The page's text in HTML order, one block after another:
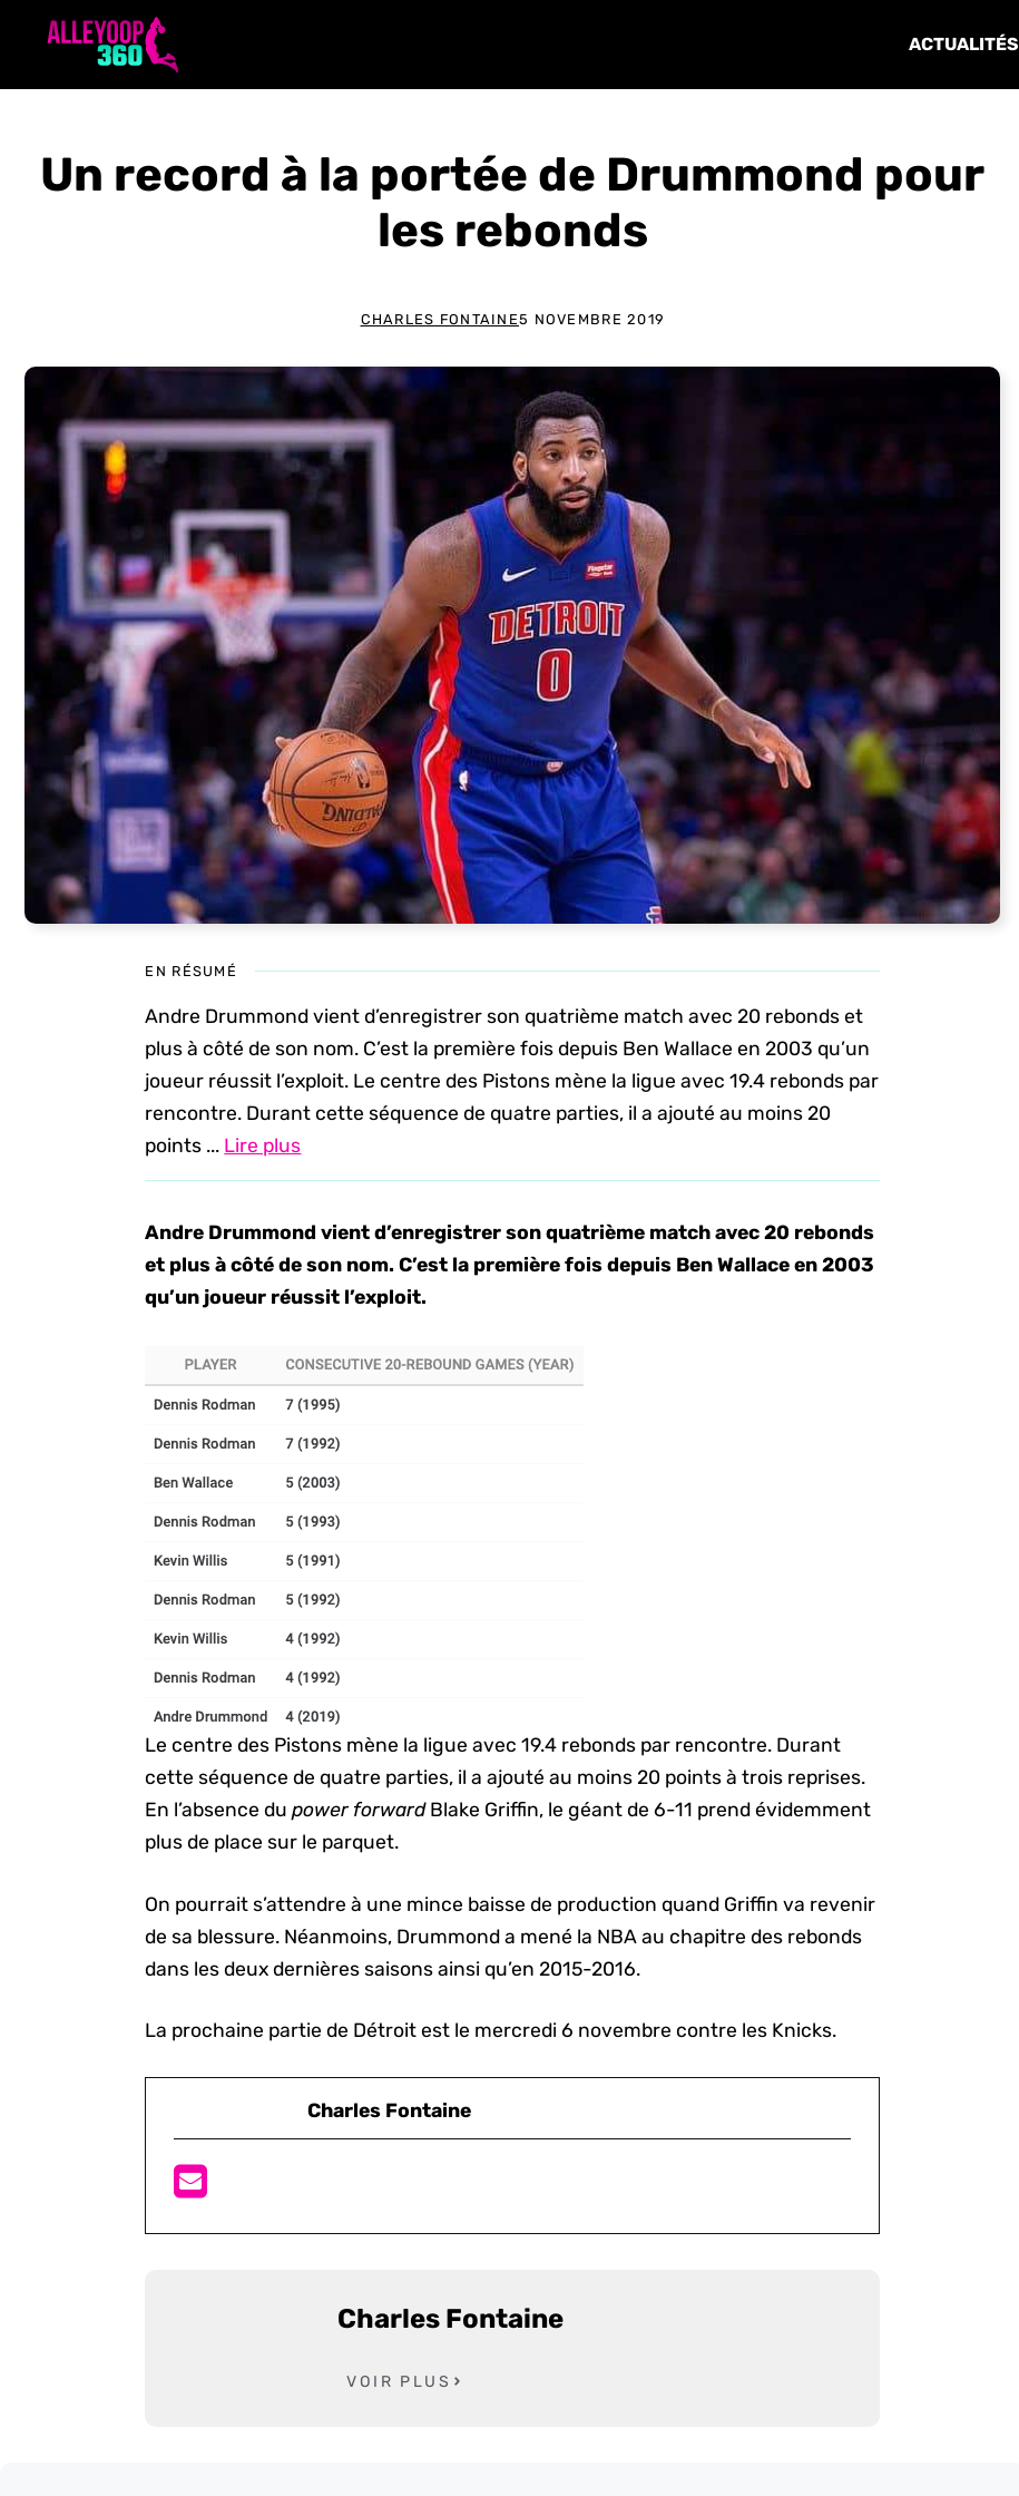
ACTUALITÉS
Un record à la portée de Drummond pour
les rebonds
CHARLES FONTAINE5 NOVEMBRE 2019
EN RÉSUMÉ
Andre Drummond vient d’enregistrer son quatrième match avec 20 rebonds et
plus à côté de son nom. C’est la première fois depuis Ben Wallace en 2003 qu’un
joueur réussit l’exploit. Le centre des Pistons mène la ligue avec 19.4 rebonds par
rencontre. Durant cette séquence de quatre parties, il a ajouté au moins 20
points ... Lire plus
Andre Drummond vient d’enregistrer son quatrième match avec 20 rebonds
et plus à côté de son nom. C’est la première fois depuis Ben Wallace en 2003
qu’un joueur réussit l’exploit.
Le centre des Pistons mène la ligue avec 19.4 rebonds par rencontre. Durant
cette séquence de quatre parties, il a ajouté au moins 20 points à trois reprises.
En l’absence dupower forwardBlake Griffin, le géant de 6-11 prend évidemment
plus de place sur le parquet.
On pourrait s’attendre à une mince baisse de production quand Griffin va revenir
de sa blessure. Néanmoins, Drummond a mené la NBA au chapitre des rebonds
dans les deux dernières saisons ainsi qu’en 2015-2016.
La prochaine partie de Détroit est le mercredi 6 novembre contre les Knicks.
Charles Fontaine
Charles Fontaine
VOIR PLUS